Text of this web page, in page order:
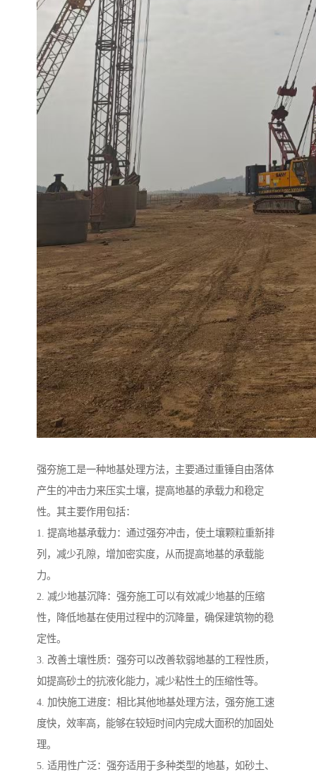
强夯施工是一种地基处理方法，主要通过重锤自由落体
产生的冲击力来压实土壤，提高地基的承载力和稳定
性。其主要作用包括：
1. 提高地基承载力：通过强夯冲击，使土壤颗粒重新排
列，减少孔隙，增加密实度，从而提高地基的承载能
力。
2. 减少地基沉降：强夯施工可以有效减少地基的压缩
性，降低地基在使用过程中的沉降量，确保建筑物的稳
定性。
3. 改善土壤性质：强夯可以改善软弱地基的工程性质，
如提高砂土的抗液化能力，减少粘性土的压缩性等。
4. 加快施工进度：相比其他地基处理方法，强夯施工速
度快，效率高，能够在较短时间内完成大面积的加固处
理。
5. 适用性广泛：强夯适用于多种类型的地基，如砂土、